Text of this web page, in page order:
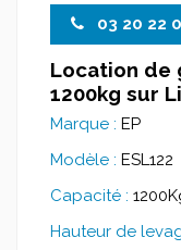
03 20 22
Location de
1200kg sur
Marque : EP
Modèle : ESL122
Capacité :
Hauteur de